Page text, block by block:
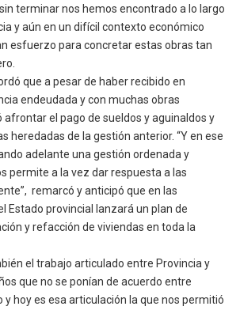
terminar nos hemos encontrado a lo largo
y aún en un difícil contexto económico
esfuerzo para concretar estas obras tan
que a pesar de haber recibido en
endeudada y con muchas obras
afrontar el pago de sueldos y aguinaldos y
heredadas de la gestión anterior. “Y en ese
adelante una gestión ordenada y
permite a la vez dar respuesta a las
remarcó y anticipó que en las
Estado provincial lanzará un plan de
y refacción de viviendas en toda la
el trabajo articulado entre Provincia y
que no se ponían de acuerdo entre
y hoy es esa articulación la que nos permitió